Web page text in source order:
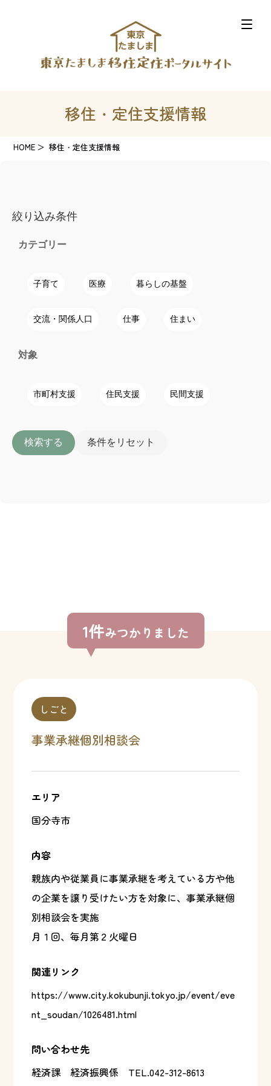
移住・定住支援情報
HOME 移住・定住支援情報
絞り込み条件
カテゴリー
子育て 医療 暮らしの基盤
交流・関係人口 仕事 住まい
対象
市町村支援 住民支援 民間支援
検索する 条件をリセット
1件みつかりました
しごと
事業承継個別相談会
エリア
国分寺市
内容
親族内や従業員に事業承継を考えている方や他
の企業を譲り受けたい方を対象に、事業承継個
別相談会を実施
月１回、毎月第２火曜日
関連リンク
https://www.city.kokubunji.tokyo.jp/event/eve
nt_soudan/1026481.html
問い合わせ先
経済課 経済振興係 TEL.042-312-8613